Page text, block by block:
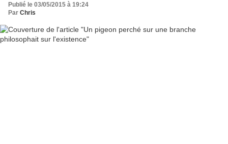
Publié le 03/05/2015 à 19:24
Par Chris